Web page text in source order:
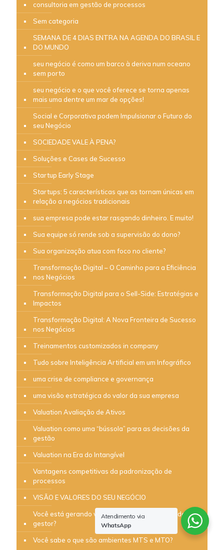
consultoria em gestão de processos
Sem categoria
SEMANA DE 4 DIAS ENTRA NA AGENDA DO BRASIL E
DO MUNDO
seu negócio é como um barco à deriva num oceano
sem porto
seu negócio e o que você oferece se torna apenas
mais uma dentre um mar de opções!
Social e Corporativa podem Impulsionar o Futuro do
seu Negócio
SOCIEDADE VALE À PENA?
Soluções e Cases de Sucesso
Startup Early Stage
Startups: 5 características que as tornam únicas em
relação a negócios tradicionais
sua empresa pode estar rasgando dinheiro. E muito!
Sua equipe só rende sob a supervisão do dono?
Sua organização atua com foco no cliente?
Transformação Digital – O Caminho para a Eficiência
nos Negócios
Transformação Digital para o Sell-Side: Estratégias e
Impactos
Transformação Digital: A Nova Fronteira de Sucesso
nos Negócios
Treinamentos customizados in company
Tudo sobre Inteligência Artificial em um Infográfico
uma crise de compliance e governança
uma visão estratégica do valor da sua empresa
Valuation Avaliação de Ativos
Valuation como uma “bússola” para as decisões da
gestão
Valuation na Era do Intangível
Vantagens competitivas da padronização de
processos
VISÃO E VALORES DO SEU NEGÓCIO
Você está gerando valor ou apenas brincando de ser
gestor?
Você sabe o que são ambientes MTS e MTO?
Atendimento via
WhatsApp